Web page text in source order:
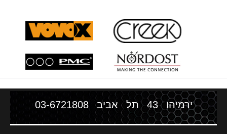
ירמיהו 43 תל אביב 03-6721808